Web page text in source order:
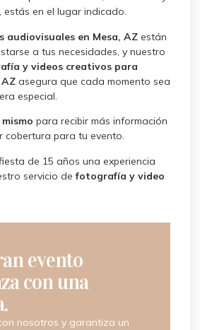
en el lugar indicado.
audiovisuales en Mesa, AZ están
a tus necesidades, y nuestro
y videos creativos para
asegura que cada momento sea
especial.
para recibir más información
cobertura para tu evento.
de 15 años una experiencia
servicio defotografía y video
evento
con una
nosotros y garantiza un